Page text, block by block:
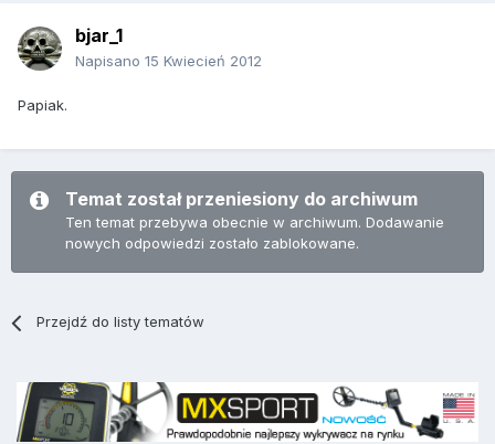
bjar_1
Napisano 15 Kwiecień 2012
Papiak.
Temat został przeniesiony do archiwum
Ten temat przebywa obecnie w archiwum. Dodawanie
nowych odpowiedzi zostało zablokowane.
Przejdź do listy tematów